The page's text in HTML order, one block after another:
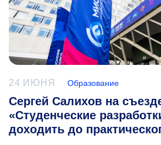
24 ИЮНЯ Образование
Сергей Салихов на
«Студенческие
доходить до